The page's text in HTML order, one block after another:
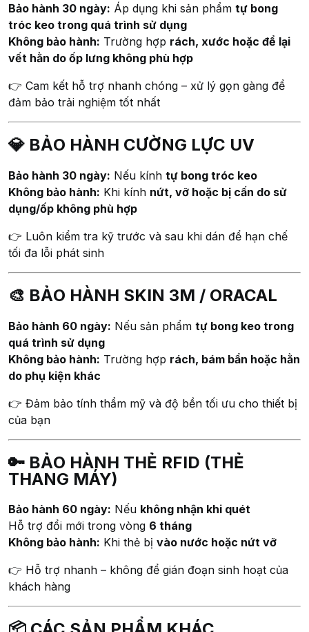
Bảo hành 30 ngày: Áp dụng khi sản phẩm tự bong
tróc keo trong quá trình sử dụng
Không bảo hành: Trường hợp rách, xước hoặc để lại
vết hằn do ốp lưng không phù hợp
👉 Cam kết hỗ trợ nhanh chóng – xử lý gọn gàng để
đảm bảo trải nghiệm tốt nhất
💎 BẢO HÀNH CƯỜNG LỰC UV
Bảo hành 30 ngày: Nếu kính tự bong tróc keo
Không bảo hành: Khi kính nứt, vỡ hoặc bị cấn do sử
dụng/ốp không phù hợp
👉 Luôn kiểm tra kỹ trước và sau khi dán để hạn chế
tối đa lỗi phát sinh
🎨 BẢO HÀNH SKIN 3M / ORACAL
Bảo hành 60 ngày: Nếu sản phẩm tự bong keo trong
quá trình sử dụng
Không bảo hành: Trường hợp rách, bám bẩn hoặc hằn
do phụ kiện khác
👉 Đảm bảo tính thẩm mỹ và độ bền tối ưu cho thiết bị
của bạn
🔑 BẢO HÀNH THẺ RFID (THẺ
THANG MÁY)
Bảo hành 60 ngày: Nếu không nhận khi quét
Hỗ trợ đổi mới trong vòng 6 tháng
Không bảo hành: Khi thẻ bị vào nước hoặc nứt vỡ
👉 Hỗ trợ nhanh – không để gián đoạn sinh hoạt của
khách hàng